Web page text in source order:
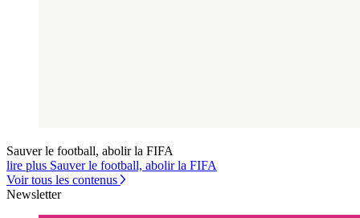
Sauver le football, abolir la FIFA
lire plus Sauver le football, abolir la FIFA
Voir tous les contenus
Newsletter